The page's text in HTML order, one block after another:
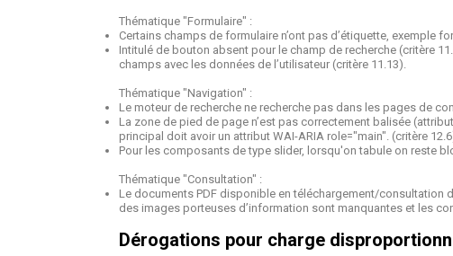
Thématique "Formulaire" :
Certains champs de formulaire n’ont pas d’étiquette, exemple
Intitulé de bouton absent pour le champ de recherche (critère
champs avec les données de l’utilisateur (critère 11.13).
Thématique "Navigation" :
Le moteur de recherche ne recherche pas dans les pages de
La zone de pied de page n’est pas correctement balisée
principal doit avoir un attribut WAI-ARIA role="main". (critère
Pour les composants de type slider, lorsqu'on tabule on reste
Thématique "Consultation" :
Le documents PDF disponible en téléchargement/consultation
des images porteuses d’information sont manquantes et les
Dérogations pour charge